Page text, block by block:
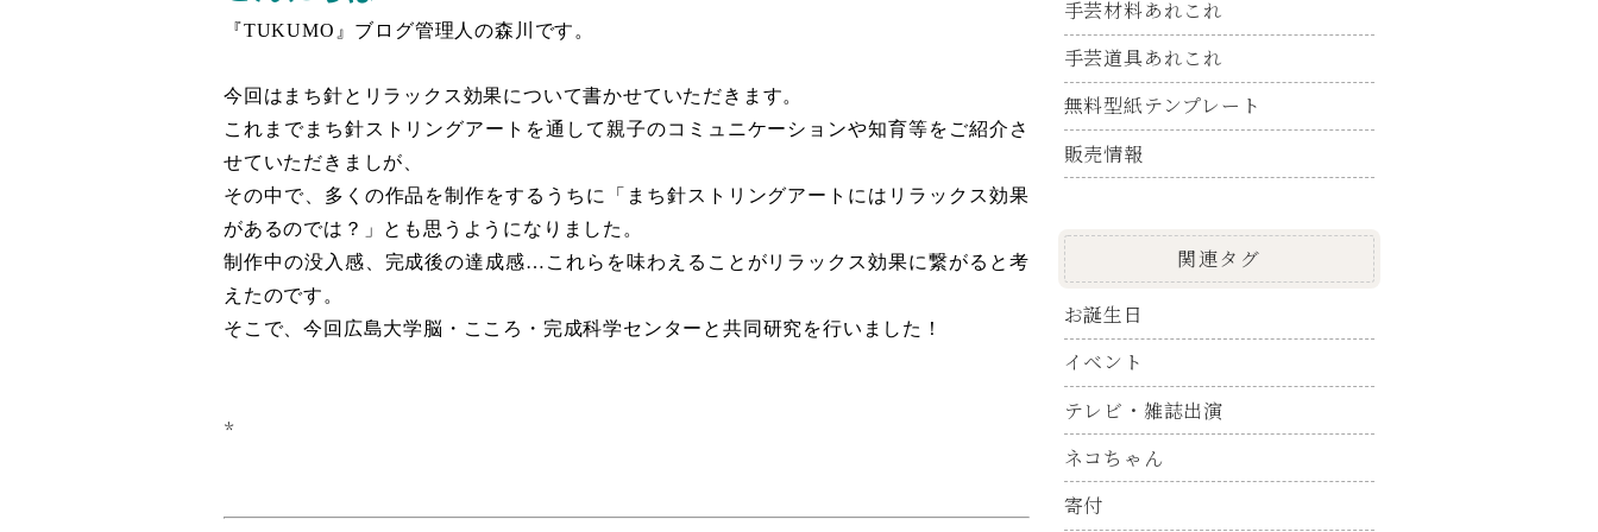
『TUKUMO』ブログ管理人の森川です。
今回はまち針とリラックス効果について書かせていただきます。
これまでまち針ストリングアートを通して親子のコミュニケーションや知育等をご紹介さ
せていただきましが、
その中で、多くの作品を制作をするうちに「まち針ストリングアートにはリラックス効果
があるのでは？」とも思うようになりました。
制作中の没入感、完成後の達成感…これらを味わえることがリラックス効果に繋がると考
えたのです。
そこで、今回広島大学脳・こころ・完成科学センターと共同研究を行いました！
*
手芸材料あれこれ
手芸道具あれこれ
無料型紙テンプレート
販売情報
関連タグ
お誕生日
イベント
テレビ・雑誌出演
ネコちゃん
寄付